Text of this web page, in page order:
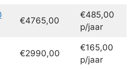
€4765,00
€485,00
p/jaar
€2990,00
€165,00
p/jaar